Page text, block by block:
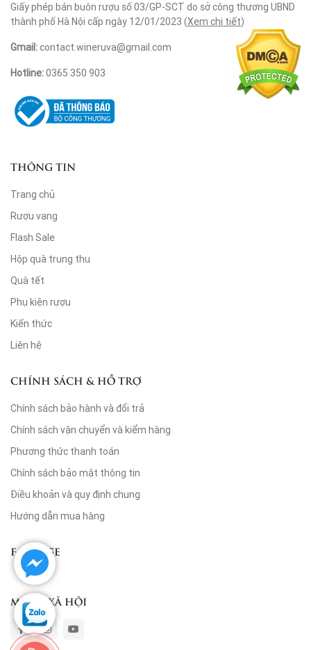
Giấy phép bán buôn rượu số 03/GP-SCT do sở công thương UBND
thành phố Hà Nội cấp ngày 12/01/2023 (Xem chi tiết)
Gmail:contact.wineruva@gmail.com
Hotline:0365 350 903
THÔNG TIN
Trang chủ
Rượu vang
Flash Sale
Hộp quà trung thu
Quà tết
Phụ kiện rượu
Kiến thức
Liên hệ
CHÍNH SÁCH & HỖ TRỢ
Chính sách bảo hành và đổi trả
Chính sách vận chuyển và kiểm hàng
Phương thức thanh toán
Chính sách bảo mật thông tin
Điều khoản và quy định chung
Hướng dẫn mua hàng
FANPAGE
MẠNG XÃ HỘI